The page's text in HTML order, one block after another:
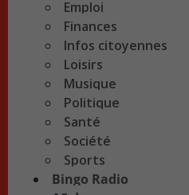
Emploi
Finances
Infos citoyennes
Loisirs
Musique
Politique
Santé
Société
Sports
Bingo Radio